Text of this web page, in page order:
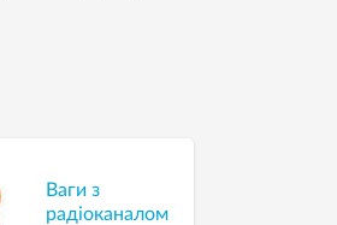
Ваги з
радіоканалом